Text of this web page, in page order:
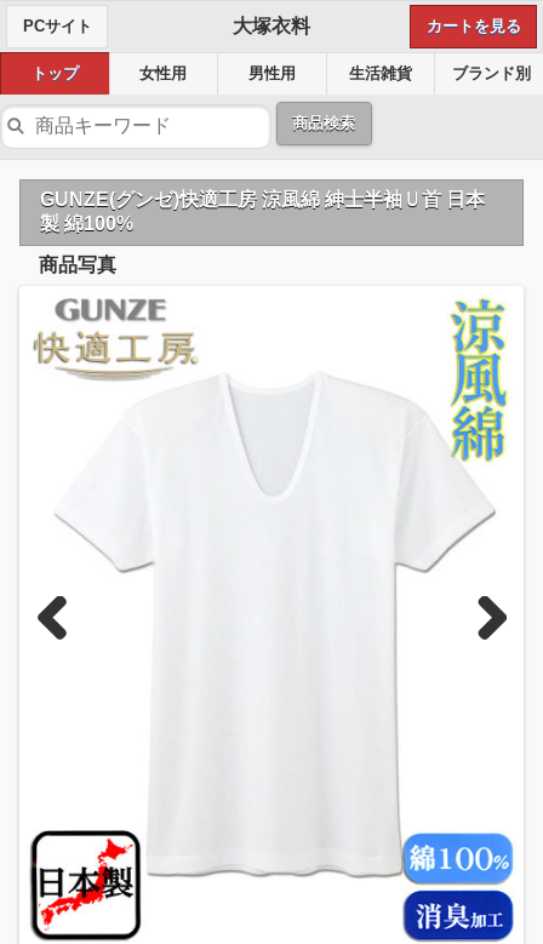
PCサイト 大塚衣料 カートを見る
トップ 女性用 男性用 生活雑貨 ブランド別
商品検索
GUNZE(グンゼ)快適工房 涼風綿 紳士半袖Ｕ首 日本
製 綿100%
商品写真